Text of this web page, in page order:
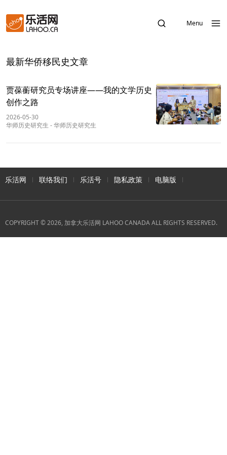
Menu
最新华侨移民史文章
贾葆蘅研究员专场讲座——我的文学历史
创作之路
2026-05-30
华师历史研究生 -华师历史研究生
乐活网 联络我们 乐活号 隐私政策 电脑版
COPYRIGHT © 2026, 加拿大乐活网 LAHOO CANADA ALL RIGHTS RESERVED.